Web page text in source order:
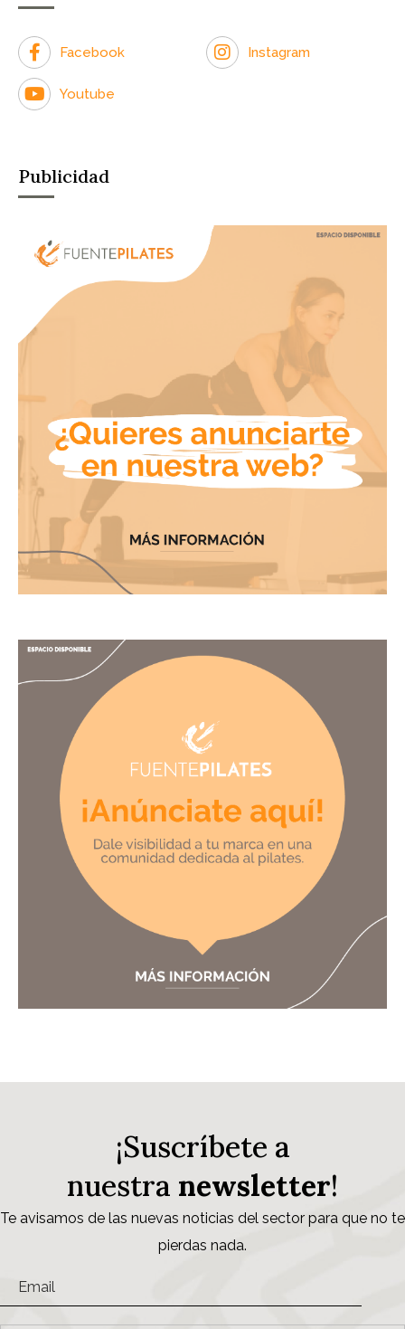
Facebook Instagram
Youtube
Publicidad
¡Suscríbete a
nuestra newsletter!
Te avisamos de las nuevas noticias del sector para que no te
pierdas nada.